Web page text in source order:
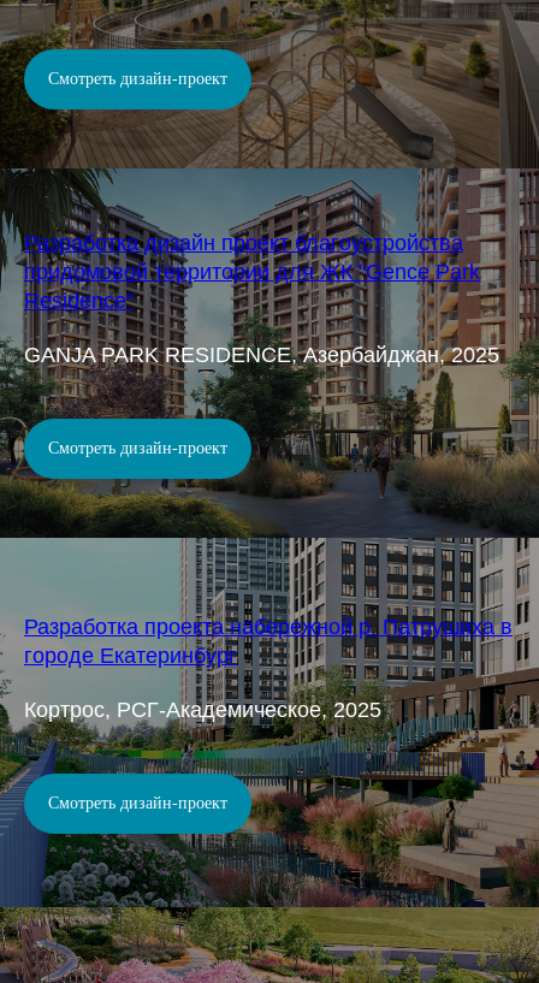
Смотреть дизайн-проект
Разработка дизайн проект благоустройства
придомовой территории для ЖК "Gence Park
Residence"
GANJA PARK RESIDENCE, Азербайджан, 2025
Смотреть дизайн-проект
Разработка проекта набережной р. Патрушиха в
городе Екатеринбург
Кортрос, РСГ-Академическое, 2025
Смотреть дизайн-проект